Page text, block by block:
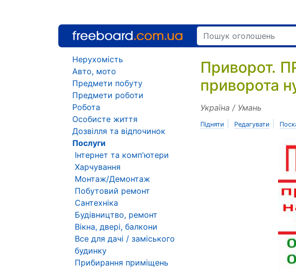
Приворот.
приворота
Україна / Умань
Підняти Редагувати
Нерухомість
Авто, мото
Предмети побуту
Предмети роботи
Робота
Особисте життя
Дозвілля та відпочинок
Послуги
Інтернет та комп'ютери
Харчування
Монтаж/Демонтаж
Побутовий ремонт
Сантехніка
Будівництво, ремонт
Вікна, двері, балкони
Все для дачі / заміського
будинку
Прибирання приміщень